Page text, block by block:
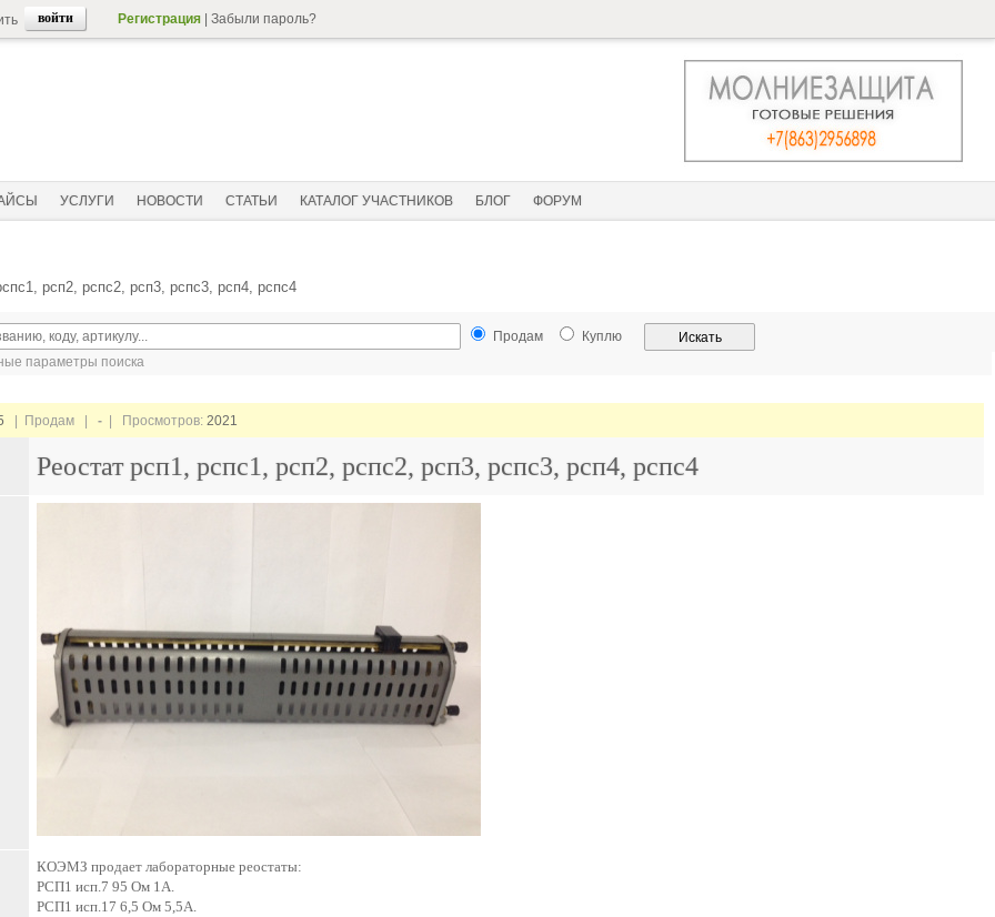
Регистрация Забыли пароль?
УСЛУГИ НОВОСТИ СТАТЬИ КАТАЛОГ УЧАСТНИКОВ БЛОГ ФОРУМ
рсп2, рспс2, рсп3, рспс3, рсп4, рспс4
Продам
Куплю
параметры поиска
| Продам | - | Просмотров: 2021
Реостат рсп1, рспс1, рсп2, рспс2, рсп3, рспс3, рсп4, рспс4
КОЭМЗ продает лабораторные реостаты:
РСП1 исп.7 95 Ом 1А.
РСП1 исп.17 6,5 Ом 5,5А.